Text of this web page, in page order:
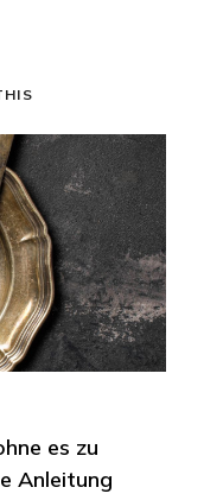
es zu
Anleitung